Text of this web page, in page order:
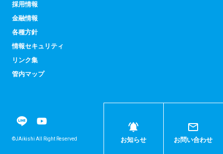
採用情報
金融情報
各種方針
情報セキュリティ
リンク集
管内マップ
©JAikishi All Right Reserved お知らせ お問い合わせ